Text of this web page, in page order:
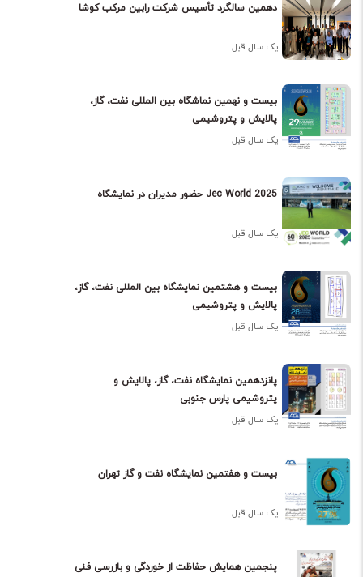
دهمین سالگرد تأسیس شرکت رابین مرکب کوشا
یک سال قبل
بیست و نهمین نماشگاه بین المللی نفت، گاز،
پالایش و پتروشیمی
یک سال قبل
حضور مدیران در نمایشگاه Jec World 2025
یک سال قبل
بیست و هشتمین نمایشگاه بین المللی نفت، گاز،
پالایش و پتروشیمی
یک سال قبل
پانزدهمین نمایشگاه نفت، گاز، پالایش و
پتروشیمی پارس جنوبی
یک سال قبل
بیست و هفتمین نمایشگاه نفت و گاز تهران
یک سال قبل
پنجمین همایش حفاظت از خوردگی و بازرسی فنی